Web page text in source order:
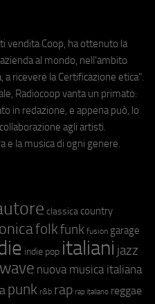
vendita Coop, ha ottenuto la
al mondo, nell'ambito
ricevere la Certificazione etica".
Radiocoop vanta un primato:
in redazione, e appena può, lo
agli artisti.
e la musica di ogni genere.
classica country
folkfunk fusion garage
indie pop italiani jazz
nuova musica italiana
punk r&b rap rap italiano reggae